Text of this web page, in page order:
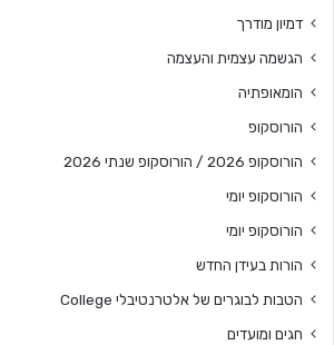
דמיון מודרך
הגשמה עצמית והעצמה
הומאופתיה
הורוסקופ
הורוסקופ 2026 / הורוסקופ שנתי 2026
הורוסקופ יומי
הורוסקופ יומי
הורות בעידן החדש
הטבות לבוגרים של אלטרנטיבלי College
חגים ומועדים